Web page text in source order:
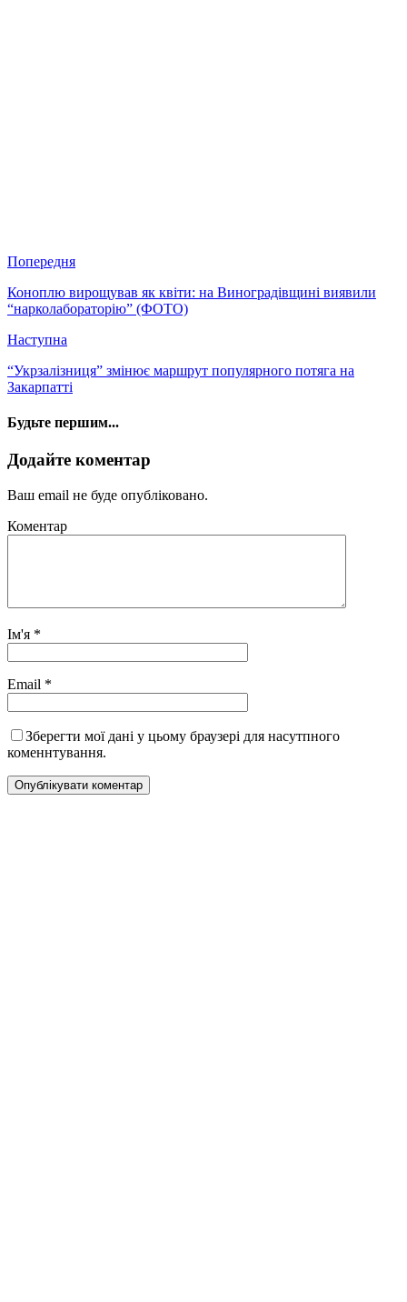
Попередня
Коноплю вирощував як квіти: на Виноградівщині виявили
“нарколабораторію” (ФОТО)
Наступна
“Укрзалізниця” змінює маршрут популярного потяга на
Закарпатті
Будьте першим...
Додайте коментар
Ваш email не буде опубліковано.
Коментар
Ім'я *
Email *
Зберегти мої дані у цьому браузері для насутпного
коменнтування.